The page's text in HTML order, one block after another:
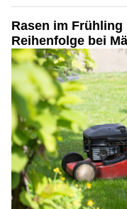
Rasen im
Reihenfolge bei